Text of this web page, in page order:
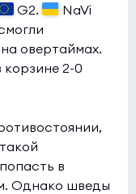
G2.
NaVi
овертаймах.
корзине 2-0
в
Однако шведы